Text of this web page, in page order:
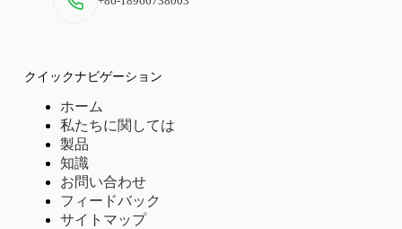
クイックナビゲーション
ホーム
私たちに関しては
製品
知識
お問い合わせ
フィードバック
サイトマップ